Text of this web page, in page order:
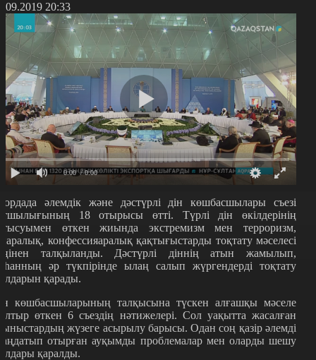
20:33
0:00 / 0:00
әлемдік және дәстүрлі дін көшбасшылары съезі
18 отырысы өтті. Түрлі дін өкілдерінің
өткен жиында экстремизм мен терроризм,
конфессияаралық қақтығыстарды тоқтату мәселесі
талқыланды. Дәстүрлі діннің атын жамылып,
әр түкпірінде ылаң салып жүргендерді тоқтату
қарады.
көшбасшыларының талқысына түскен алғашқы мәселе
өткен 6 съездің нәтижелері. Сол уақытта жасалған
жүзеге асырылу барысы. Одан соң қазір әлемді
отырған ауқымды проблемалар мен оларды шешу
қаралды.